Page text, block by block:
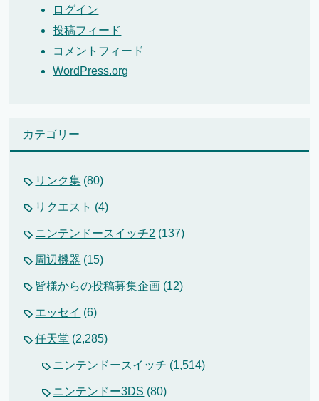
ログイン
投稿フィード
コメントフィード
WordPress.org
カテゴリー
リンク集 (80)
リクエスト (4)
ニンテンドースイッチ2 (137)
周辺機器 (15)
皆様からの投稿募集企画 (12)
エッセイ (6)
任天堂 (2,285)
ニンテンドースイッチ (1,514)
ニンテンドー3DS (80)